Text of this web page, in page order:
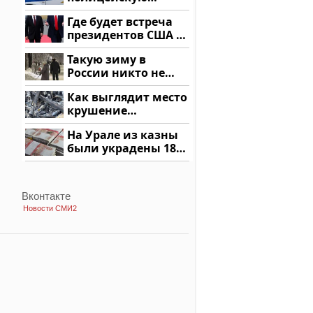
машину напали и
подожгли.
Где будет встреча
президентов США и
России: Европа?
Такую зиму в
России никто не
ждал: как так?!
Как выглядит место
крушение
вертолета на
Кавказе: смотреть
На Урале из казны
были украдены 18
миллионов рублей
Вконтакте
Новости СМИ2